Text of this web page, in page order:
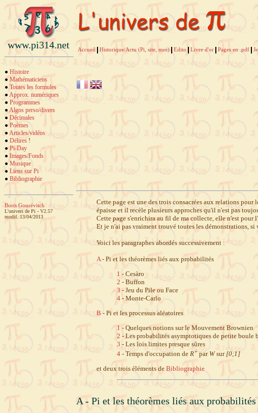
www.pi314.net
Histoire
Mathématiciens
Toutes les formules
Approx. numériques
Programmes
Algos perso/divers
Décimales
Poèmes
Articles/vidéos
Délires !
Pi-Day
Images/Fonds
Musique
Liens sur Pi
Bibliographie
Boris Gourévitch
L'univers de Pi - V2.57
modif. 13/04/2013
Accueil Historique/Actu (Pi, site, moi) Edito Livre d'or Pages en .pdf
Cette page est une des trois consacrées aux relations
épaisse et il recèle plusieurs approches qu'il n'est pas
Cette page s'enrichira au fil de ma collecte, elle n'est
Et je n'ai pas vraiment trouvé toutes les démonstrations, si
Voici les paragraphes abordés successivement :
A- Pi et les théorèmes liés aux probabilités
1- Cesàro
2 - Buffon
3 - Jeu du Pile ou Face
4 - Monte-Carlo
B - Pi et les processus aléatoires
1 - Quelques notions sur le Mouvement Brownien
2 - Les probabilités asymptotiques de petite boule
3 - Les lois limites presque sûres
4 - Temps d'occupation de R+par Wsur [0;1]
et deux trois éléments de Bibliographie
A - Pi et les théorèmes liés aux probabilités